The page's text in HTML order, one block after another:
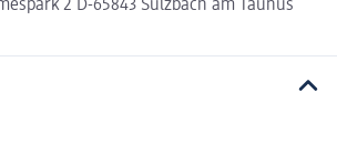
2 D-65843 Sulzbach am Taunus